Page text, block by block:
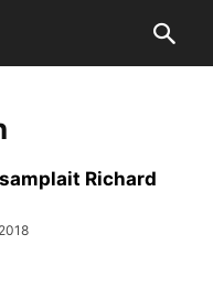
Richard